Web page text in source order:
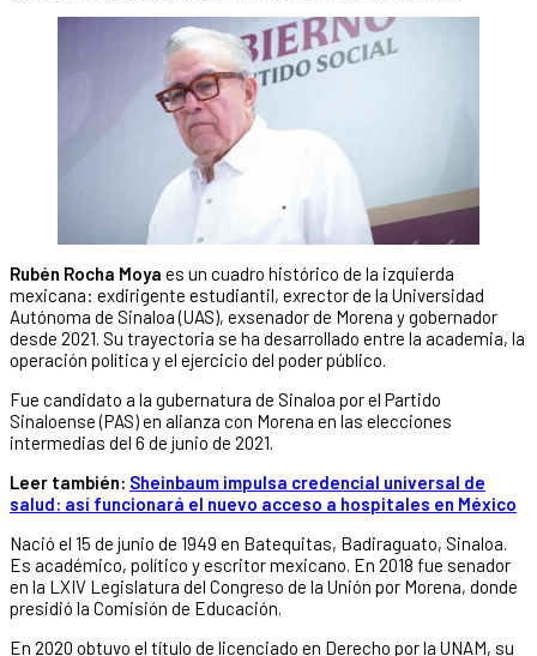
Rubén Rocha Moya es un cuadro histórico de la izquierda
mexicana: exdirigente estudiantil, exrector de la Universidad
Autónoma de Sinaloa (UAS), exsenador de Morena y gobernador
desde 2021. Su trayectoria se ha desarrollado entre la academia, la
operación política y el ejercicio del poder público.
Fue candidato a la gubernatura de Sinaloa por el Partido
Sinaloense (PAS) en alianza con Morena en las elecciones
intermedias del 6 de junio de 2021.
Leer también: Sheinbaum impulsa credencial universal de
salud: así funcionará el nuevo acceso a hospitales en México
Nació el 15 de junio de 1949 en Batequitas, Badiraguato, Sinaloa.
Es académico, político y escritor mexicano. En 2018 fue senador
en la LXIV Legislatura del Congreso de la Unión por Morena, donde
presidió la Comisión de Educación.
En 2020 obtuvo el título de licenciado en Derecho por la UNAM, su